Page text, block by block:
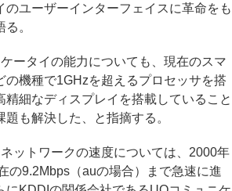
のユーザーインターフェイスに革命をも
。
ータイの能力についても、現在のスマ
の機種で1GHzを超えるプロセッサを搭
精細なディスプレイを搭載していること
も解決した、と指摘する。
ットワークの速度については、2000年
の9.2Mbps（auの場合）まで急速に進